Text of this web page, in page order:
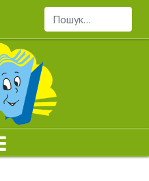
Пошук...